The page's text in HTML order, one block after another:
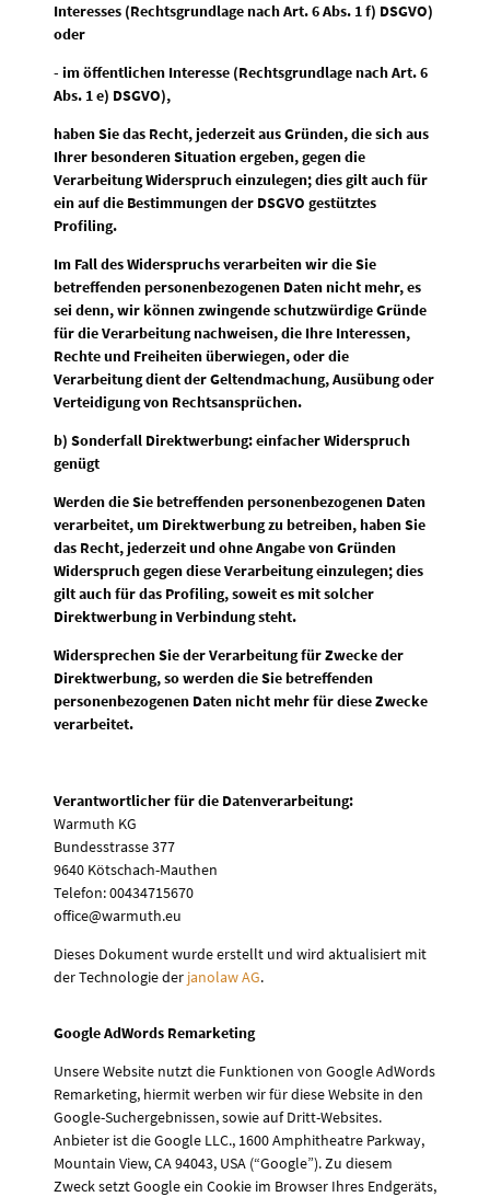
Interesses (Rechtsgrundlage nach Art. 6 Abs. 1 f) DSGVO)
oder
- im öffentlichen Interesse (Rechtsgrundlage nach Art. 6
Abs. 1 e) DSGVO),
haben Sie das Recht, jederzeit aus Gründen, die sich aus
Ihrer besonderen Situation ergeben, gegen die
Verarbeitung Widerspruch einzulegen; dies gilt auch für
ein auf die Bestimmungen der DSGVO gestütztes
Profiling.
Im Fall des Widerspruchs verarbeiten wir die Sie
betreffenden personenbezogenen Daten nicht mehr, es
sei denn, wir können zwingende schutzwürdige Gründe
für die Verarbeitung nachweisen, die Ihre Interessen,
Rechte und Freiheiten überwiegen, oder die
Verarbeitung dient der Geltendmachung, Ausübung oder
Verteidigung von Rechtsansprüchen.
b) Sonderfall Direktwerbung: einfacher Widerspruch
genügt
Werden die Sie betreffenden personenbezogenen Daten
verarbeitet, um Direktwerbung zu betreiben, haben Sie
das Recht, jederzeit und ohne Angabe von Gründen
Widerspruch gegen diese Verarbeitung einzulegen; dies
gilt auch für das Profiling, soweit es mit solcher
Direktwerbung in Verbindung steht.
Widersprechen Sie der Verarbeitung für Zwecke der
Direktwerbung, so werden die Sie betreffenden
personenbezogenen Daten nicht mehr für diese Zwecke
verarbeitet.
Verantwortlicher für die Datenverarbeitung:
Warmuth KG
Bundesstrasse 377
9640 Kötschach-Mauthen
Telefon: 00434715670
office@warmuth.eu
Dieses Dokument wurde erstellt und wird aktualisiert mit
der Technologie der janolaw AG.
Google AdWords Remarketing
Unsere Website nutzt die Funktionen von Google AdWords
Remarketing, hiermit werben wir für diese Website in den
Google-Suchergebnissen, sowie auf Dritt-Websites.
Anbieter ist die Google LLC., 1600 Amphitheatre Parkway,
Mountain View, CA 94043, USA (“Google”). Zu diesem
Zweck setzt Google ein Cookie im Browser Ihres Endgeräts,